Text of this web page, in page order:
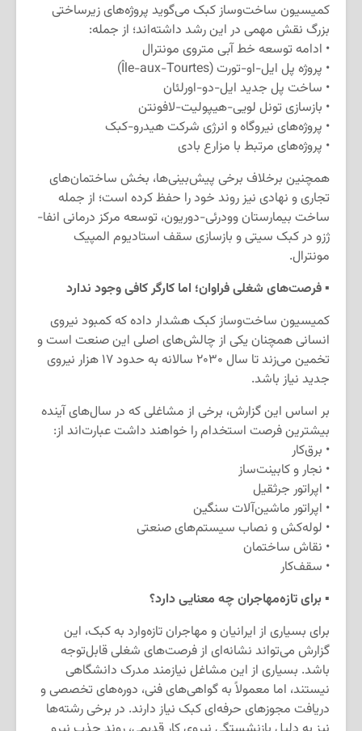
کمیسیون ساخت‌وساز کبک می‌گوید پروژه‌های زیرساختی
بزرگ نقش مهمی در این رشد داشته‌اند؛ از جمله:
• ادامه توسعه خط آبی متروی مونترال
• پروژه پل ایل-او-تورت (Île-aux-Tourtes)
• ساخت پل جدید ایل-دو-اورلئان
• بازسازی تونل لویی-هیپولیت-لافونتن
• پروژه‌های نیروگاه و انرژی شرکت هیدرو-کبک
• پروژه‌های مرتبط با مزارع بادی
همچنین برخلاف برخی پیش‌بینی‌ها، بخش ساختمان‌های
تجاری و نهادی نیز روند خود را حفظ کرده است؛ از جمله
ساخت بیمارستان وودرئی-دوریون، توسعه مرکز درمانی انفا-
ژزو در کبک سیتی و بازسازی سقف استادیوم المپیک
مونترال.
▪️ فرصت‌های شغلی فراوان؛ اما کارگر کافی وجود ندارد
کمیسیون ساخت‌وساز کبک هشدار داده که کمبود نیروی
انسانی همچنان یکی از چالش‌های اصلی این صنعت است و
تخمین می‌زند تا سال ۲۰۳۰ سالانه به حدود ۱۷ هزار نیروی
جدید نیاز باشد.
بر اساس این گزارش، برخی از مشاغلی که در سال‌های آینده
بیشترین فرصت استخدام را خواهند داشت عبارت‌اند از:
• برق‌کار
• نجار و کابینت‌ساز
• اپراتور جرثقیل
• اپراتور ماشین‌آلات سنگین
• لوله‌کش و نصاب سیستم‌های صنعتی
• نقاش ساختمان
• سقف‌کار
▪️ برای تازه‌مهاجران چه معنایی دارد؟
برای بسیاری از ایرانیان و مهاجران تازه‌وارد به کبک، این
گزارش می‌تواند نشانه‌ای از فرصت‌های شغلی قابل‌توجه
باشد. بسیاری از این مشاغل نیازمند مدرک دانشگاهی
نیستند، اما معمولاً به گواهی‌های فنی، دوره‌های تخصصی و
دریافت مجوزهای حرفه‌ای کبک نیاز دارند. در برخی رشته‌ها